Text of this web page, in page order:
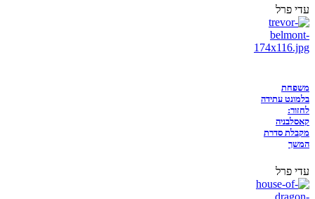
עדי פרל
משפחת
בלמונט עתידה
לחזור:
קאסלבניה
מקבלת סדרת
המשך
עדי פרל